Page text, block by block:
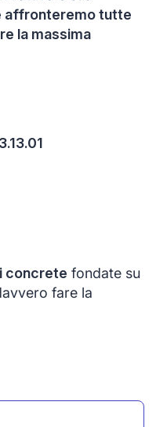
affronteremo tutte
la massima
concrete fondate su
fare la